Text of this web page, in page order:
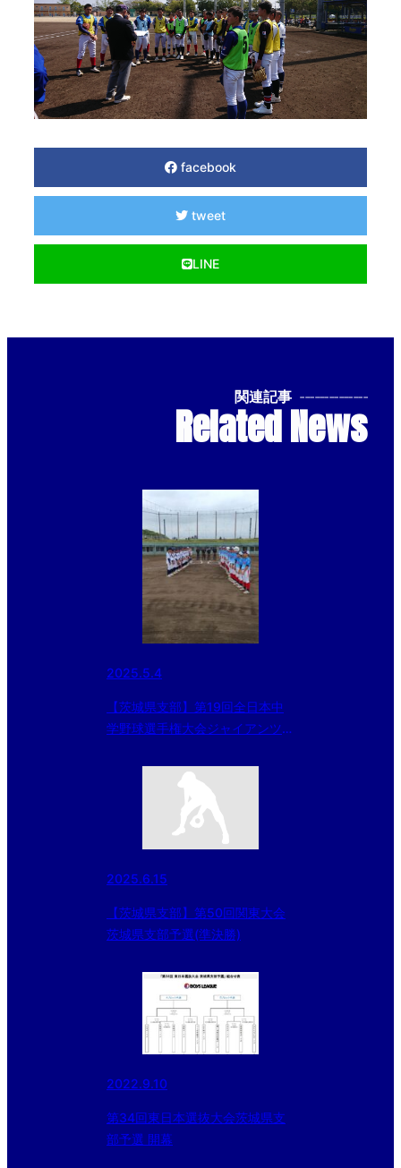
facebook
tweet
LINE
関連記事 --------------
Related News
2025.5.4
【茨城県支部】第19回全日本中
学野球選手権大会ジャイアンツカ
2025.6.15
【茨城県支部】第50回関東大会
茨城県支部予選(準決勝)
2022.9.10
第34回東日本選抜大会茨城県支
部予選 開幕